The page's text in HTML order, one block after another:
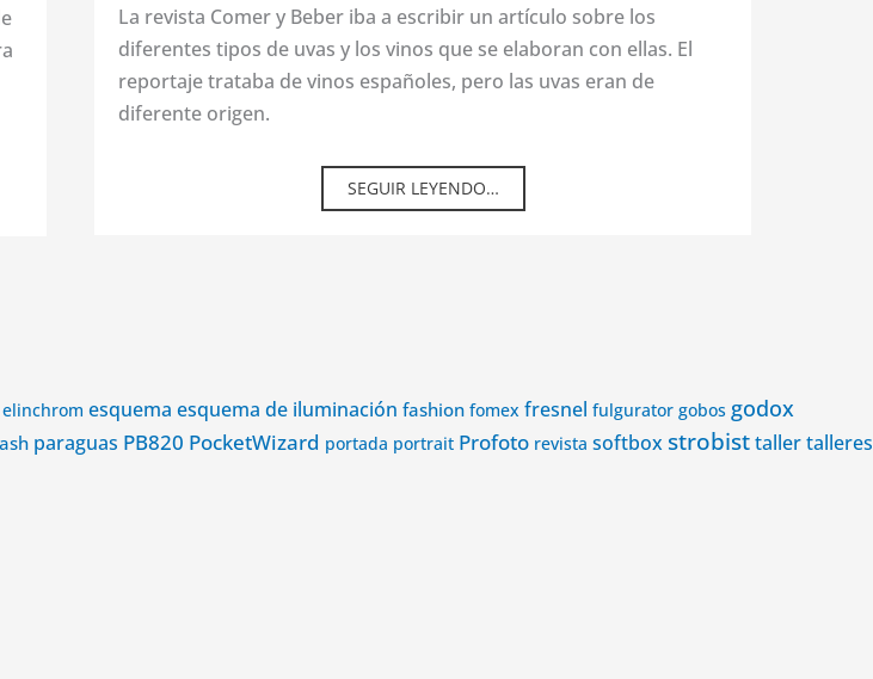
La revista Comer y Beber iba a escribir un artículo sobre los
diferentes tipos de uvas y los vinos que se elaboran con ellas. El
reportaje trataba de vinos españoles, pero las uvas eran de
diferente origen.
SEGUIR LEYENDO…
elinchrom esquema esquema de iluminación fashion fomex fresnel fulgurator gobos godox
paraguas PB820 PocketWizard portada portrait Profoto revista softbox strobisttallertalleres